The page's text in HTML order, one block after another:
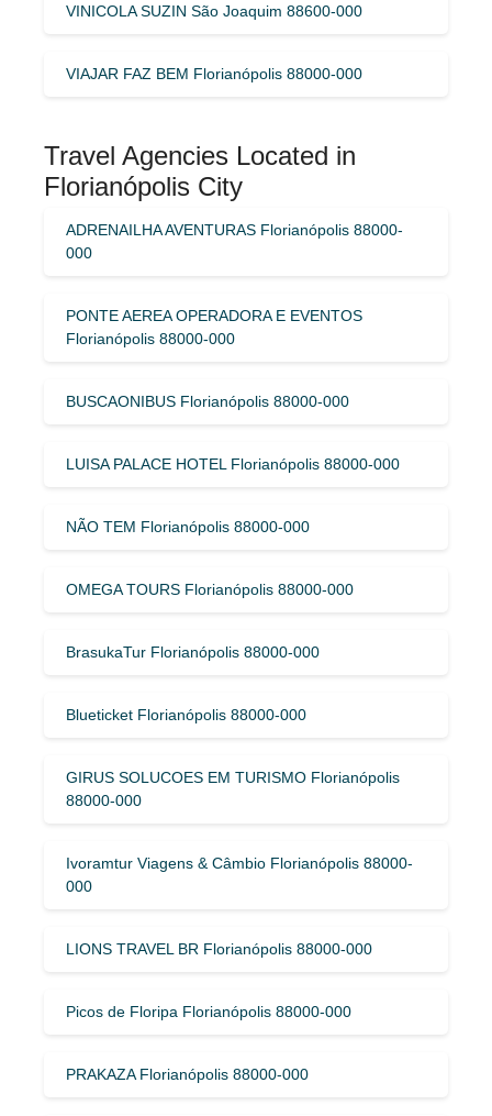
VINICOLA SUZIN São Joaquim 88600-000
VIAJAR FAZ BEM Florianópolis 88000-000
Travel Agencies Located in
Florianópolis City
ADRENAILHA AVENTURAS Florianópolis 88000-
000
PONTE AEREA OPERADORA E EVENTOS
Florianópolis 88000-000
BUSCAONIBUS Florianópolis 88000-000
LUISA PALACE HOTEL Florianópolis 88000-000
NÃO TEM Florianópolis 88000-000
OMEGA TOURS Florianópolis 88000-000
BrasukaTur Florianópolis 88000-000
Blueticket Florianópolis 88000-000
GIRUS SOLUCOES EM TURISMO Florianópolis
88000-000
Ivoramtur Viagens & Câmbio Florianópolis 88000-
000
LIONS TRAVEL BR Florianópolis 88000-000
Picos de Floripa Florianópolis 88000-000
PRAKAZA Florianópolis 88000-000